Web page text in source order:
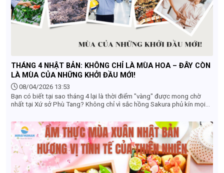
THÁNG 4 NHẬT BẢN: KHÔNG CHỈ LÀ MÙA HOA – ĐÂY CÒN
LÀ MÙA CỦA NHỮNG KHỞI ĐẦU MỚI!
08/04/2026 13:53
Bạn có biết tại sao tháng 4 lại là thời điểm "vàng" được mong chờ
nhất tại Xứ sở Phù Tang? Không chỉ vì sắc hồng Sakura phủ kín mọi
sự bắt đầu.